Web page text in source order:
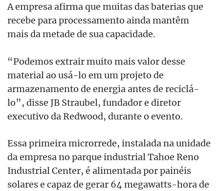
A empresa afirma que muitas das baterias que
recebe para processamento ainda mantêm
mais da metade de sua capacidade.
“Podemos extrair muito mais valor desse
material ao usá-lo em um projeto de
armazenamento de energia antes de reciclá-
lo”, disse JB Straubel, fundador e diretor
executivo da Redwood, durante o evento.
Essa primeira microrrede, instalada na unidade
da empresa no parque industrial Tahoe Reno
Industrial Center, é alimentada por painéis
solares e capaz de gerar 64 megawatts-hora de